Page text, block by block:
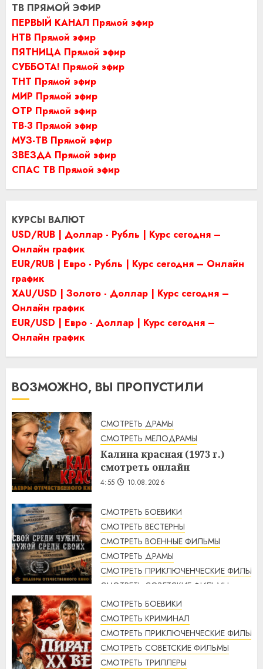
ТВ ПРЯМОЙ ЭФИР
ПЕРВЫЙ КАНАЛ Прямой эфир
НТВ Прямой эфир
ПЯТНИЦА Прямой эфир
СУББОТА! Прямой эфир
ТНТ Прямой эфир
МИР Прямой эфир
ОТР Прямой эфир
ТВ-3 Прямой эфир
МУЗ-ТВ Прямой эфир
ЗВЕЗДА Прямой эфир
СПАС ТВ Прямой эфир
КУРСЫ ВАЛЮТ
USD/RUB | Доллар - Рубль | Курс сегодня –
Онлайн график
EUR/RUB | Евро - Рубль | Курс сегодня – Онлайн
график
XAU/USD | Золото - Доллар | Курс сегодня –
Онлайн график
EUR/USD | Евро - Доллар | Курс сегодня –
Онлайн график
ВОЗМОЖНО, ВЫ ПРОПУСТИЛИ
СМОТРЕТЬ ДРАМЫ
СМОТРЕТЬ МЕЛОДРАМЫ
Калина красная (1973 г.)
смотреть онлайн
4:55 10.08.2026
СМОТРЕТЬ БОЕВИКИ
СМОТРЕТЬ ВЕСТЕРНЫ
СМОТРЕТЬ ВОЕННЫЕ ФИЛЬМЫ
СМОТРЕТЬ ДРАМЫ
СМОТРЕТЬ ПРИКЛЮЧЕНЧЕСКИЕ ФИЛЬМЫ
СМОТРЕТЬ СОВЕТСКИЕ ФИЛЬМЫ
СМОТРЕТЬ ТРИЛЛЕРЫ
Свой среди чужих, чужой
среди своих (1974 г.)
смотреть онлайн
4:33 10.08.2026
СМОТРЕТЬ БОЕВИКИ
СМОТРЕТЬ КРИМИНАЛ
СМОТРЕТЬ ПРИКЛЮЧЕНЧЕСКИЕ ФИЛЬМЫ
СМОТРЕТЬ СОВЕТСКИЕ ФИЛЬМЫ
СМОТРЕТЬ ТРИЛЛЕРЫ